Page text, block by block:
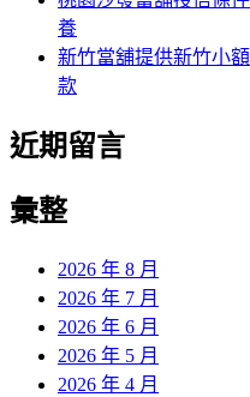
養
新竹當舖提供新竹小
款
近期留言
彙整
2026 年 8 月
2026 年 7 月
2026 年 6 月
2026 年 5 月
2026 年 4 月